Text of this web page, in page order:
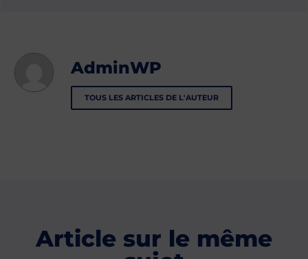
AdminWP
TOUS LES ARTICLES DE L'AUTEUR
Article sur le même